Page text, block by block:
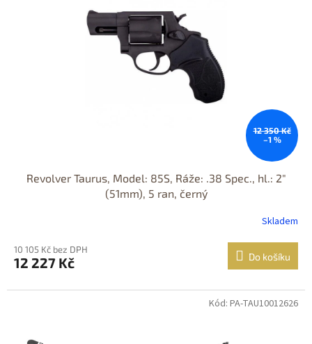
12 350 Kč
–1 %
Revolver Taurus, Model: 85S, Ráže: .38 Spec., hl.: 2"
(51mm), 5 ran, černý
Skladem
10 105 Kč bez DPH
12 227 Kč Do košíku
Kód: PA-TAU10012626